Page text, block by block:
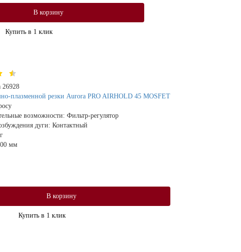
В корзину
Купить в 1 клик
26928
плазменной резки Aurora PRO AIRHOLD 45 MOSFET
возможности: Фильтр-регулятор
дуги: Контактный
мм
В корзину
Купить в 1 клик